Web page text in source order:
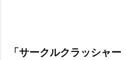
「サークルクラッシャ